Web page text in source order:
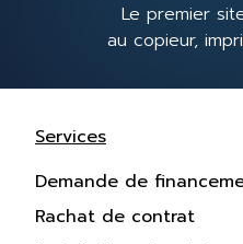
Le premier
au copieur,
Services
Demande de
Rachat de contrat